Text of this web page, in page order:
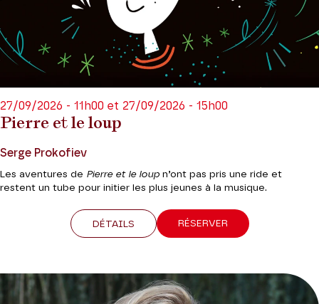
Pierre et le loup
27/09/2026 - 11h00 et 27/09/2026 - 15h00
Serge Prokofiev
Les aventures de Pierre et le loup n’ont pas pris une ride et
restent un tube pour initier les plus jeunes à la musique.
DÉTAILS RÉSERVER